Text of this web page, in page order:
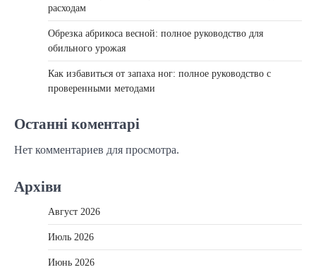
расходам
Обрезка абрикоса весной: полное руководство для
обильного урожая
Как избавиться от запаха ног: полное руководство с
проверенными методами
Останні коментарі
Нет комментариев для просмотра.
Архіви
Август 2026
Июль 2026
Июнь 2026